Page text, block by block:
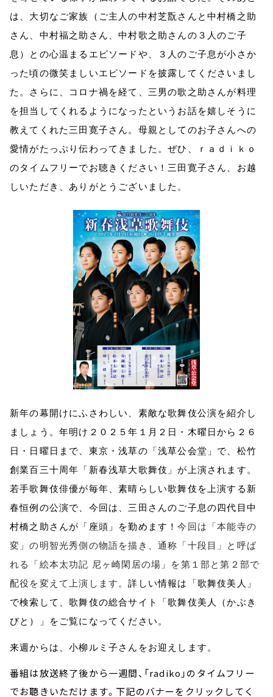
は、大切なご家族（ご主人の中村芝翫さんと中村橋之助
さん、中村福之助さん、中村歌之助さんの３人のご子
息）との心温まるエピソードや、３人のご子息が小さか
った頃の微笑ましいエピソードを披露してくださいまし
た。さらに、コロナ禍を経て、三男の歌之助さんが料理
を担当してくれるようになったというお話を嬉しそうに
教えてくれた三田寛子さん。母親としてのお子さんへの
愛情がたっぷり伝わってきました。ぜひ、ｒａｄｉｋｏ
のタイムフリーでお聴きください！三田寛子さん、お越
しいただき、ありがとうございました。
新年の幕開けにふさわしい、素敵な歌舞伎公演を紹介し
ましょう。年明け２０２５年１月２日・木曜日から２６
日・日曜日まで、東京・浅草の「浅草公会堂」で、松竹
創業百三十周年「新春浅草大歌舞伎」が上演されます。
若手歌舞伎俳優が毎年、素晴らしい歌舞伎を上演する新
春恒例の公演で、今回は、三田さんのご子息の四代目中
村橋之助さんが「座頭」を勤めます！今回は「本能寺の
変」の明智光秀側の物語を描き、通称「十段目」と呼ば
れる「絵本太功記 尼ヶ崎閑居の場」を第１部と第２部で
配役を変えて上演します。詳しい情報は「歌舞伎美人」
で検索して、歌舞伎の総合サイト「歌舞伎美人（かぶき
びと）」をご覧になってください。
来週からは、小柳ルミ子さんをお迎えします。
番組は放送終了後から一週間、「radiko」のタイムフリー
でお聴きいただけます。下記のバナーをクリックしてく